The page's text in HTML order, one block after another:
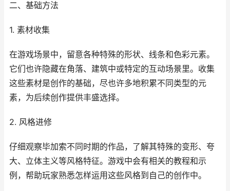
二、基础方法
1. 素材收集
在游戏场景中，留意各种特殊的形状、线条和色彩元素。
它们也许隐藏在角落、建筑中或特定的互动场景里。收集
这些素材是创作的基础，尽也许多地积累不同类型的元
素，为后续创作提供丰盛选择。
2. 风格进修
仔细观察毕加索不同时期的作品，了解其特殊的变形、夸
大、立体主义等风格特征。游戏中会有相关的教程和示
例，帮助玩家熟悉怎样运用这些风格到自己的创作中。